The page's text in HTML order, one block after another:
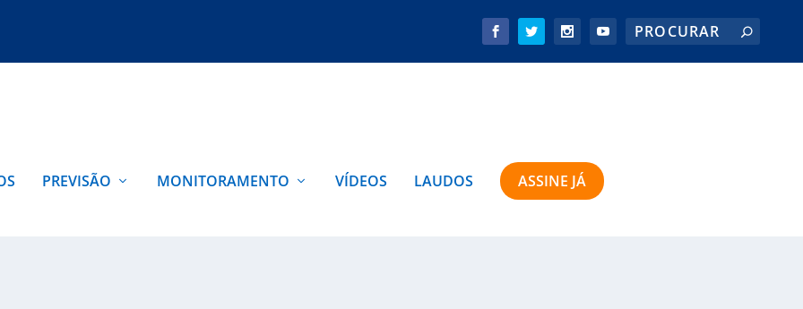
PREVISÃO MONITORAMENTO VÍDEOS LAUDOS ASSINE JÁ